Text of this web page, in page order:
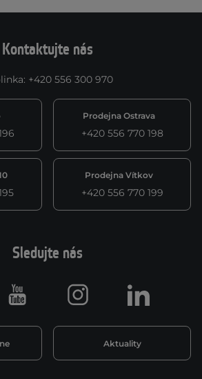
Kontaktujte nás
: +420 556 300 970
Prodejna Ostrava
+420 556 770 198
Prodejna Vítkov
+420 556 770 199
Sledujte nás
Aktuality
Youtube Instagram LinkedIn